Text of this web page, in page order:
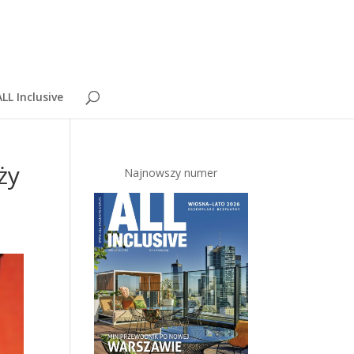
Inclusive
Najnowszy numer